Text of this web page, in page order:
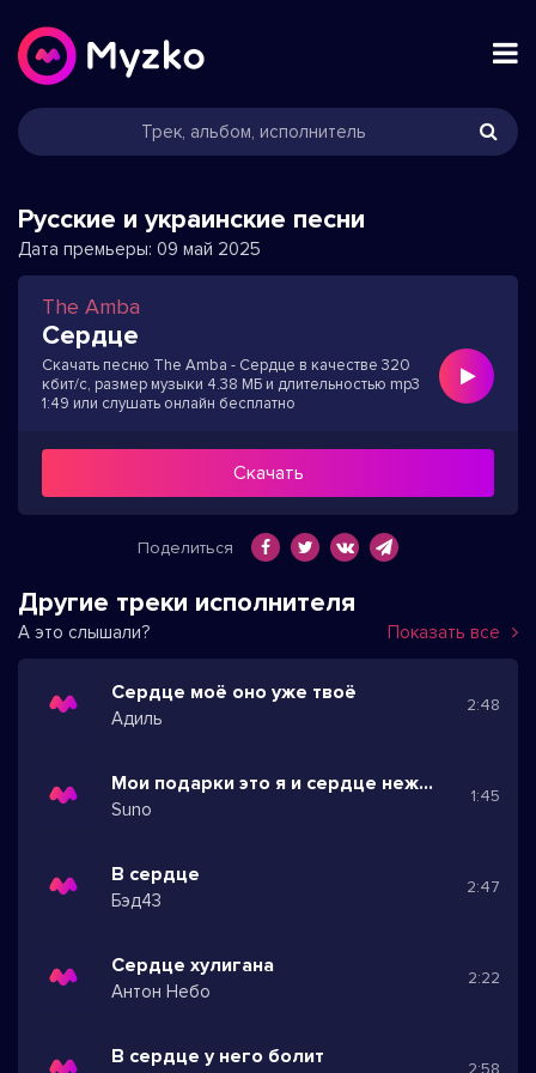
Русские и украинские песни
Дата премьеры: 09 май 2025
The Amba
Сердце
Скачать песню The Amba - Сердце в качестве 320
кбит/с, размер музыки 4.38 МБ и длительностью mp3
1:49 или слушать онлайн бесплатно
Скачать
Поделиться
Другие треки исполнителя
А это слышали? Показать все
Сердце моё оно уже твоё
Адиль
2:48
Мои подарки это я и сердце нежное мое
Suno
1:45
В сердце
Бэд43
2:47
Сердце хулигана
Антон Небо
2:22
В сердце у него болит
2:58